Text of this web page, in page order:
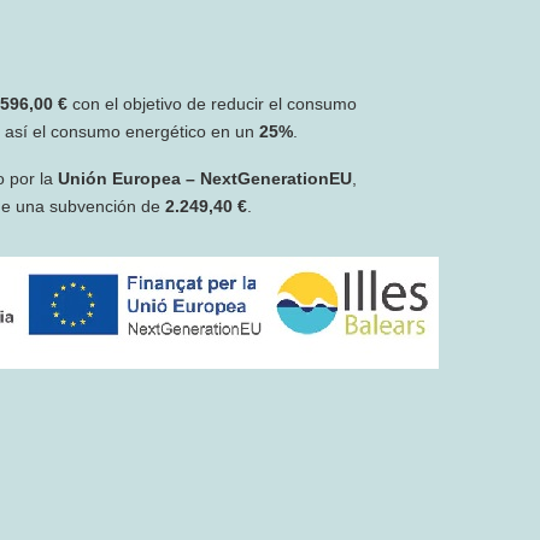
€ con el objetivo de reducir el consumo
el consumo energético en un 25%.
por la Unión Europea – NextGenerationEU,
una subvención de 2.249,40 €.